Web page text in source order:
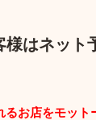
はネット
るお店をモット